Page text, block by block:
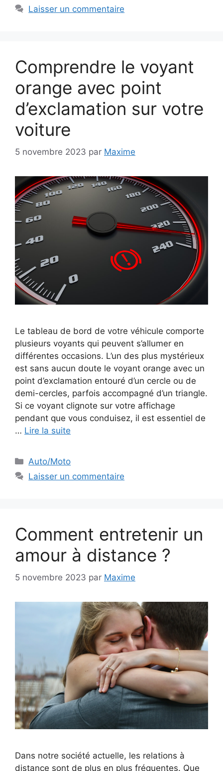
Laisser un commentaire
Comprendre le voyant
orange avec point
d’exclamation sur votre
voiture
5 novembre 2023 par Maxime
Le tableau de bord de votre véhicule comporte
plusieurs voyants qui peuvent s’allumer en
différentes occasions. L’un des plus mystérieux
est sans aucun doute le voyant orange avec un
point d’exclamation entouré d’un cercle ou de
demi-cercles, parfois accompagné d’un triangle.
Si ce voyant clignote sur votre affichage
pendant que vous conduisez, il est essentiel de
… Lire la suite
Catégories
Auto/Moto
Laisser un commentaire
Comment entretenir un
amour à distance ?
5 novembre 2023 par Maxime
Dans notre société actuelle, les relations à
distance sont de plus en plus fréquentes. Que